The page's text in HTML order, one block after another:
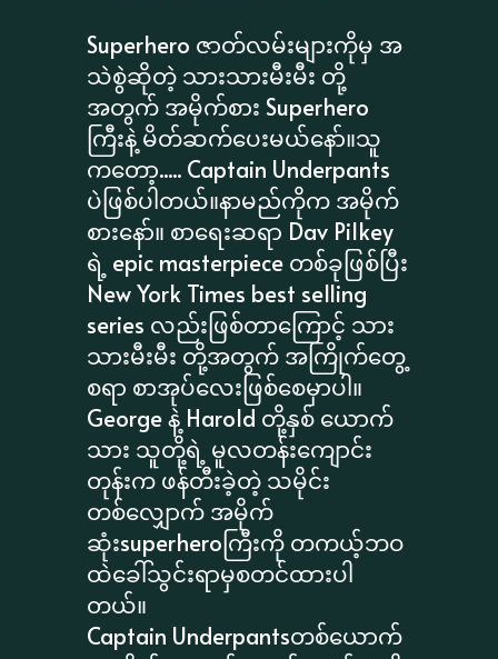
Superhero ဇာတ်လမ်းများကိုမှ အ
သဲစွဲဆိုတဲ့ သားသားမီးမီး တို့
အတွက် အမိုက်စား Superhero
ကြီးနဲ့ မိတ်ဆက်ပေးမယ်နော်။သူ
ကတော့..... Captain Underpants
ပဲဖြစ်ပါတယ်။နာမည်ကိုက အမိုက်
စားနော်။ စာရေးဆရာ Dav Pilkey
ရဲ့ epic masterpiece တစ်ခုဖြစ်ပြီး
New York Times best selling
series လည်းဖြစ်တာကြောင့် သား
သားမီးမီး တို့အတွက် အကြိုက်တွေ့
စရာ စာအုပ်လေးဖြစ်စေမှာပါ။
George နဲ့ Harold တို့နှစ် ယောက်
သား သူတို့ရဲ့ မူလတန်းကျောင်း
တုန်းက ဖန်တီးခဲ့တဲ့ သမိုင်း
တစ်လျှောက် အမိုက်
ဆုံးsuperheroကြီးကို တကယ့်ဘဝ
ထဲခေါ်သွင်းရာမှစတင်ထားပါ
တယ်။
Captain Underpantsတစ်ယောက်